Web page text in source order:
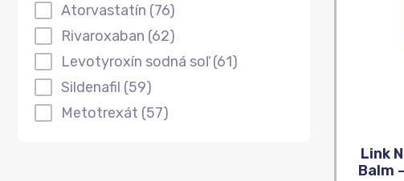
Atorvastatín (76)
Rivaroxaban (62)
Levotyroxín sodná soľ(61)
Sildenafil (59)
Metotrexát (57)
Link
Balm